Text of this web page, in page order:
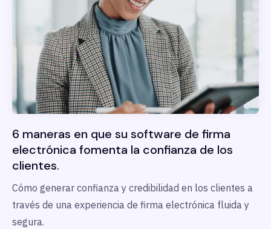
6 maneras en que su software de firma
electrónica fomenta la confianza de los
clientes.
Cómo generar confianza y credibilidad en los clientes a
través de una experiencia de firma electrónica fluida y
segura.